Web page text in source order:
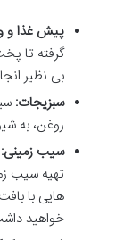
پیش غذا و
گرفته تا
بی نظیر
سبزیجات:
روغن، به
سیب زمینی:
هایی با
خواهید